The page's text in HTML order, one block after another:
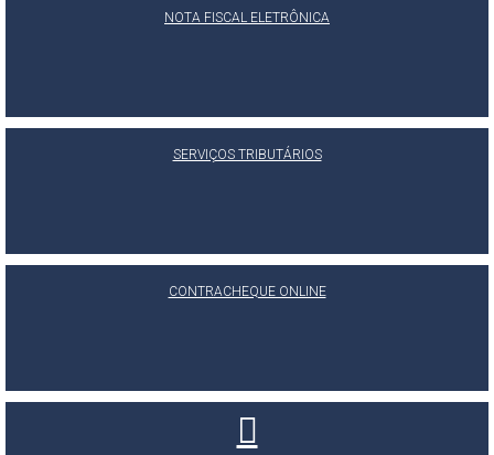
NOTA FISCAL ELETRÔNICA
SERVIÇOS TRIBUTÁRIOS
CONTRACHEQUE ONLINE